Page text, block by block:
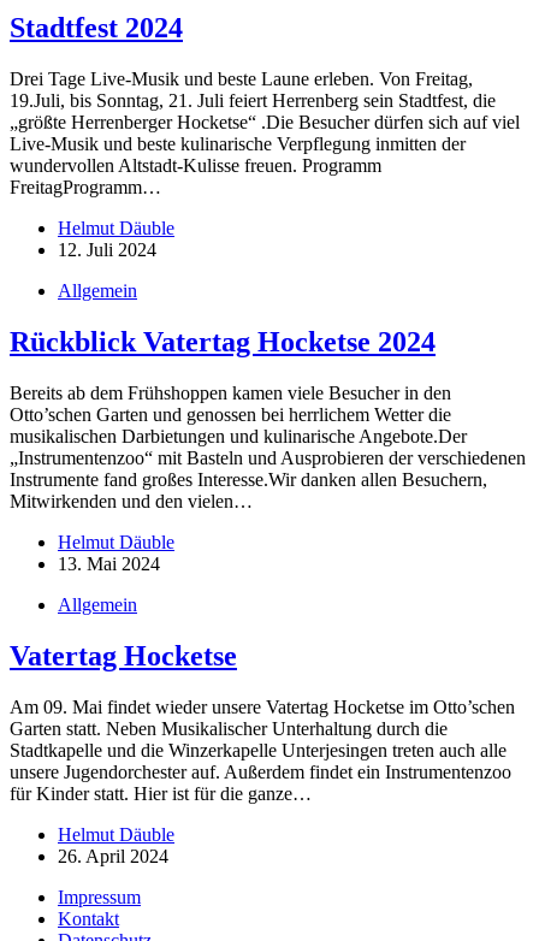
Stadtfest 2024
Drei Tage Live-Musik und beste Laune erleben. Von Freitag,
19.Juli, bis Sonntag, 21. Juli feiert Herrenberg sein Stadtfest, die
„größte Herrenberger Hocketse“ .Die Besucher dürfen sich auf viel
Live-Musik und beste kulinarische Verpflegung inmitten der
wundervollen Altstadt-Kulisse freuen. Programm
FreitagProgramm…
Helmut Däuble
12. Juli 2024
Allgemein
Rückblick Vatertag Hocketse 2024
Bereits ab dem Frühshoppen kamen viele Besucher in den
Otto’schen Garten und genossen bei herrlichem Wetter die
musikalischen Darbietungen und kulinarische Angebote.Der
„Instrumentenzoo“ mit Basteln und Ausprobieren der verschiedenen
Instrumente fand großes Interesse.Wir danken allen Besuchern,
Mitwirkenden und den vielen…
Helmut Däuble
13. Mai 2024
Allgemein
Vatertag Hocketse
Am 09. Mai findet wieder unsere Vatertag Hocketse im Otto’schen
Garten statt. Neben Musikalischer Unterhaltung durch die
Stadtkapelle und die Winzerkapelle Unterjesingen treten auch alle
unsere Jugendorchester auf. Außerdem findet ein Instrumentenzoo
für Kinder statt. Hier ist für die ganze…
Helmut Däuble
26. April 2024
Impressum
Kontakt